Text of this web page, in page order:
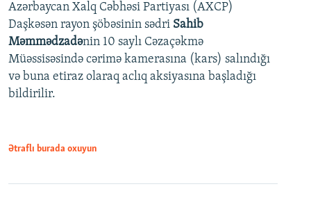
Auto 240p 360p
720p 1080p
360p
720p
1080p
Azərbaycan Xalq Cəbhəsi Partiyası (AXCP)
Daşkəsən rayon şöbəsinin sədri Sahib
Məmmədzadənin 10 saylı Cəzaçəkmə
Müəssisəsində cərimə kamerasına (kars) salındığı
və buna etiraz olaraq aclıq aksiyasına başladığı
bildirilir.
Ətraflı burada oxuyun